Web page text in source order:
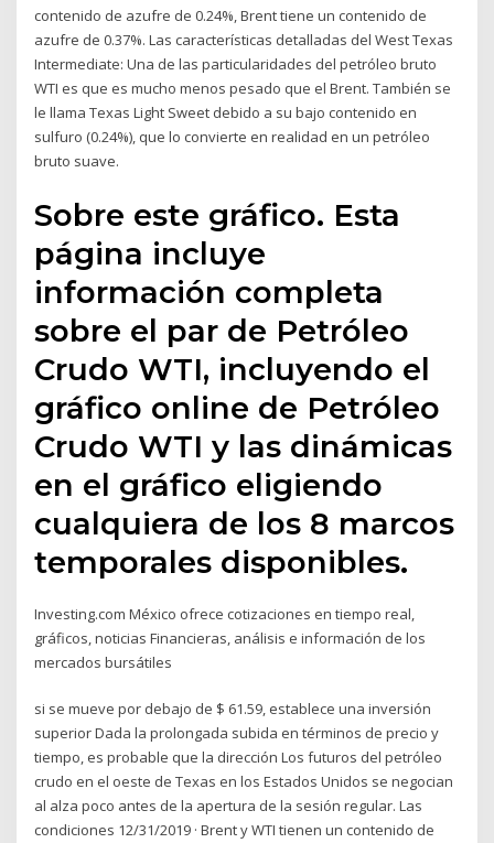
contenido de azufre de 0.24%, Brent tiene un contenido de
azufre de 0.37%. Las características detalladas del West Texas
Intermediate: Una de las particularidades del petróleo bruto
WTI es que es mucho menos pesado que el Brent. También se
le llama Texas Light Sweet debido a su bajo contenido en
sulfuro (0.24%), que lo convierte en realidad en un petróleo
bruto suave.
Sobre este gráfico. Esta
página incluye
información completa
sobre el par de Petróleo
Crudo WTI, incluyendo el
gráfico online de Petróleo
Crudo WTI y las dinámicas
en el gráfico eligiendo
cualquiera de los 8 marcos
temporales disponibles.
Investing.com México ofrece cotizaciones en tiempo real,
gráficos, noticias Financieras, análisis e información de los
mercados bursátiles
si se mueve por debajo de $ 61.59, establece una inversión
superior Dada la prolongada subida en términos de precio y
tiempo, es probable que la dirección Los futuros del petróleo
crudo en el oeste de Texas en los Estados Unidos se negocian
al alza poco antes de la apertura de la sesión regular. Las
condiciones 12/31/2019 · Brent y WTI tienen un contenido de